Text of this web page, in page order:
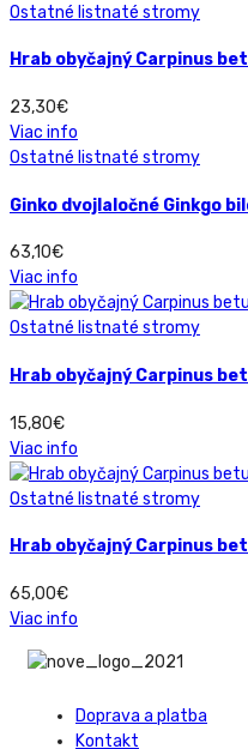
Ostatné listnaté stromy
Hrab obyčajný Carpinus
23,30€
Viac info
Ostatné listnaté stromy
Ginko dvojlaločné Ginkgo
63,10€
Viac info
Ostatné listnaté stromy
Hrab obyčajný Carpinus
15,80€
Viac info
Ostatné listnaté stromy
Hrab obyčajný Carpinus
65,00€
Viac info
Doprava a platba
Kontakt